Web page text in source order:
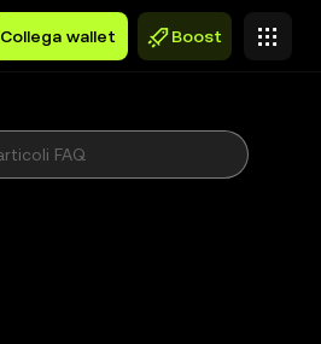
Collega wallet Boost